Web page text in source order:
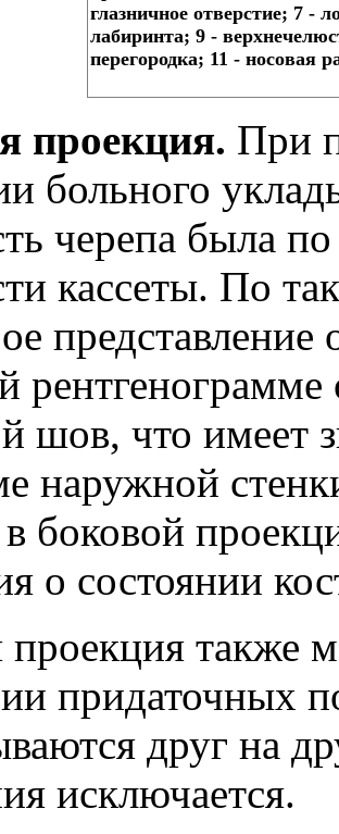
глазничное отверстие; 7 -
лабиринта; 9 -
перегородка; 11 - носовая
проекция. При
больного
черепа была
кассеты. По
рентгенограмме
шов, что имеет
наружной
боковой
о состоянии
проекция также
придаточных
друг на
исключается.